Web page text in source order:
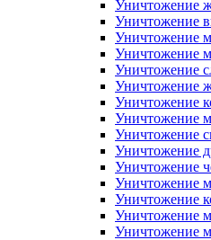
Уничтожение
Уничтожение
Уничтожение
Уничтожение
Уничтожение
Уничтожение
Уничтожение
Уничтожение
Уничтожение
Уничтожение
Уничтожение
Уничтожение
Уничтожение
Уничтожение
Уничтожение